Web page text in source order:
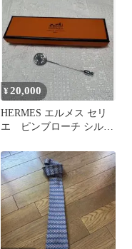
¥20,000
HERMES エルメス セリ
エ ピンブローチ シルバ